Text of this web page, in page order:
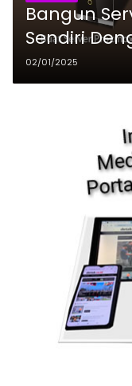
Bangun
Sendiri
Panduan
VE untuk
02/01/2025